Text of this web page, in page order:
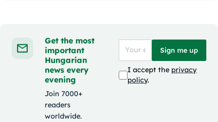
Get the most
important
Hungarian
news every
evening
Join 7000+
readers
worldwide.
Sign me up
I accept the privacy
policy.